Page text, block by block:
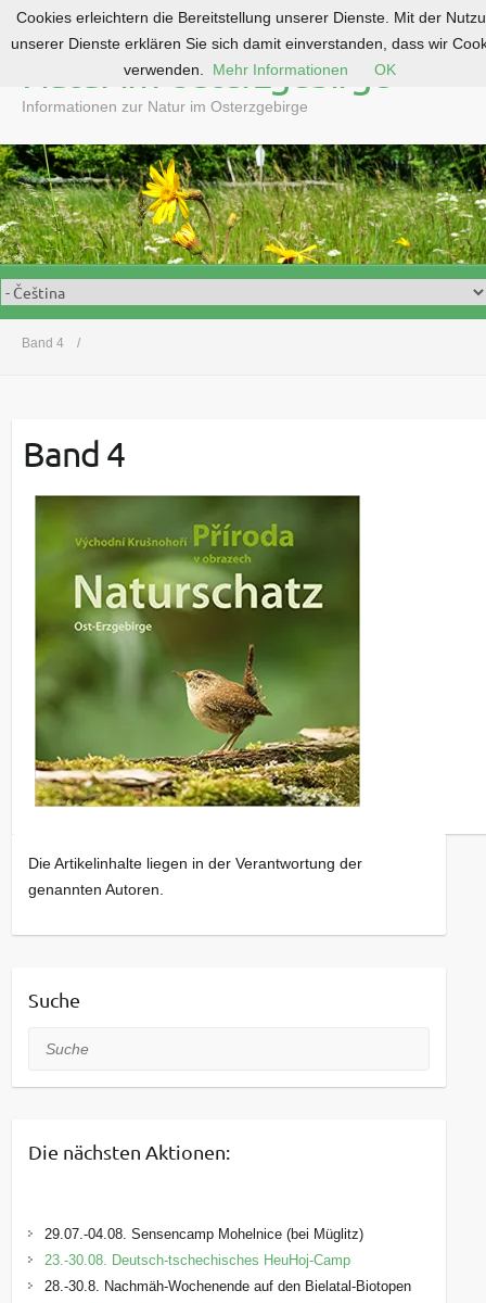
o
c
o
n
t
e
n
Natur im Osterzgebirge
Informationen zur Natur im Osterzgebirge
Band 4
Band 4
Die Artikelinhalte liegen in der Verantwortung der
genannten Autoren.
Suche
Suche
Die nächsten Aktionen:
29.07.-04.08. Sensencamp Mohelnice (bei Müglitz)
23.-30.08. Deutsch-tschechisches HeuHoj-Camp
28.-30.8. Nachmäh-Wochenende auf den Bielatal-Biotopen
Cookies erleichtern die Bereitstellung unserer Dienste. Mit der
unserer Dienste erklären Sie sich damit einverstanden, dass wir
verwenden.
Mehr Informationen OK